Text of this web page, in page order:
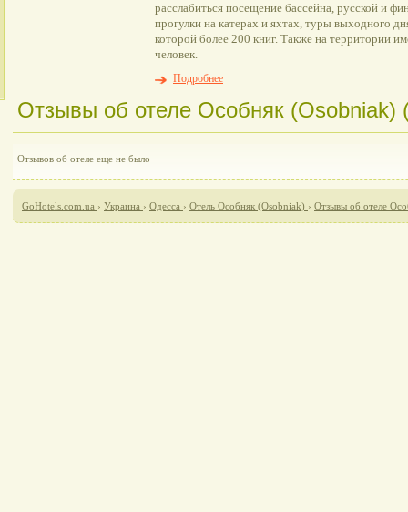
расслабиться посещение бассейна, русской и
прогулки на катерах и яхтах, туры выходного
которой более 200 книг. Также на территории
человек.
Подробнее
Отзывы об отеле Особняк (Osobniak)
Отзывов об отеле еще не было
GoHotels.com.ua › Украина › Одесса › Отель Особняк (Osobniak) › Отзывы об отеле